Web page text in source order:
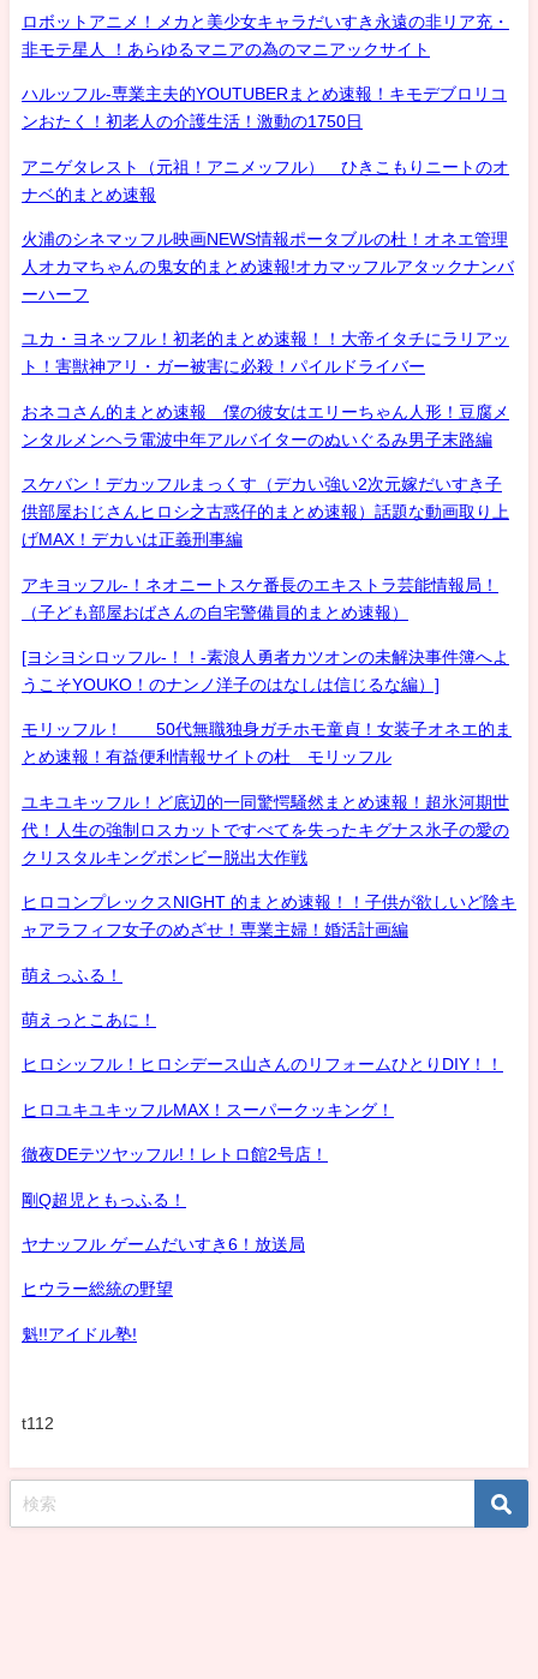
ロボットアニメ！メカと美少女キャラだいすき永遠の非リア充・
非モテ星人 ！あらゆるマニアの為のマニアックサイト
ハルッフル-専業主夫的YOUTUBERまとめ速報！キモデブロリコ
ンおたく！初老人の介護生活！激動の1750日
アニゲタレスト（元祖！アニメッフル） ひきこもりニートのオ
ナベ的まとめ速報
火浦のシネマッフル映画NEWS情報ポータブルの杜！オネエ管理
人オカマちゃんの鬼女的まとめ速報!オカマッフルアタックナンバ
ーハーフ
ユカ・ヨネッフル！初老的まとめ速報！！大帝イタチにラリアッ
ト！害獣神アリ・ガー被害に必殺！パイルドライバー
おネコさん的まとめ速報 僕の彼女はエリーちゃん人形！豆腐メ
ンタルメンヘラ電波中年アルバイターのぬいぐるみ男子末路編
スケバン！デカッフルまっくす（デカい強い2次元嫁だいすき子
供部屋おじさんヒロシ之古惑仔的まとめ速報）話題な動画取り上
げMAX！デカいは正義刑事編
アキヨッフル-！ネオニートスケ番長のエキストラ芸能情報局！
（子ども部屋おばさんの自宅警備員的まとめ速報）
[ヨシヨシロッフル-！！-素浪人勇者カツオンの未解決事件簿へよ
うこそYOUKO！のナンノ洋子のはなしは信じるな編）]
モリッフル！ 50代無職独身ガチホモ童貞！女装子オネエ的ま
とめ速報！有益便利情報サイトの杜 モリッフル
ユキユキッフル！ど底辺的一同驚愕騒然まとめ速報！超氷河期世
代！人生の強制ロスカットですべてを失ったキグナス氷子の愛の
クリスタルキングボンビー脱出大作戦
ヒロコンプレックスNIGHT 的まとめ速報！！子供が欲しいど陰キ
ャアラフィフ女子のめざせ！専業主婦！婚活計画編
萌えっふる！
萌えっとこあに！
ヒロシッフル！ヒロシデース山さんのリフォームひとりDIY！！
ヒロユキユキッフルMAX！スーパークッキング！
徹夜DEテツヤッフル!！レトロ館2号店！
剛Q超児ともっふる！
ヤナッフル ゲームだいすき6！放送局
ヒウラー総統の野望
魁!!アイドル塾!
t112